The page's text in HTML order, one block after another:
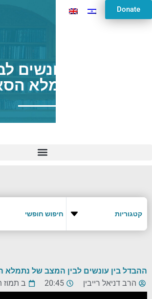
Donate
ההבדל בין עונשים
של נתמלא
ההבדל בין עונשים לבין המצב של נתמלא
הרב דניאל רייבין
20:45 ב